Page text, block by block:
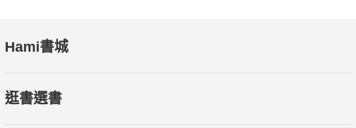
宙空間充滿憧憬與幻想，人說太陽底下沒有新鮮事，地球玩膩了
突破自我
Hami書城
逛書選書